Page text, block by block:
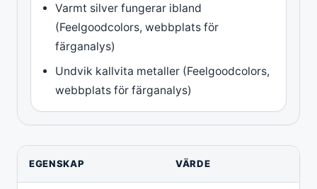
Varmt silver fungerar ibland
(Feelgoodcolors, webbplats för
färganalys)
Undvik kallvita metaller (Feelgoodcolors,
webbplats för färganalys)
Nyckelfakta om djup höst
EGENSKAP VÄRDE